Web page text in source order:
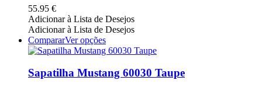
options
may
be
chosen
on
product
55.95 €
Adicionar à Lista de Desejos
Adicionar à Lista de Desejos
CompararVer opçõesThis
product
multiple
variants.
Sapatilha Mustang 60030 Taupe